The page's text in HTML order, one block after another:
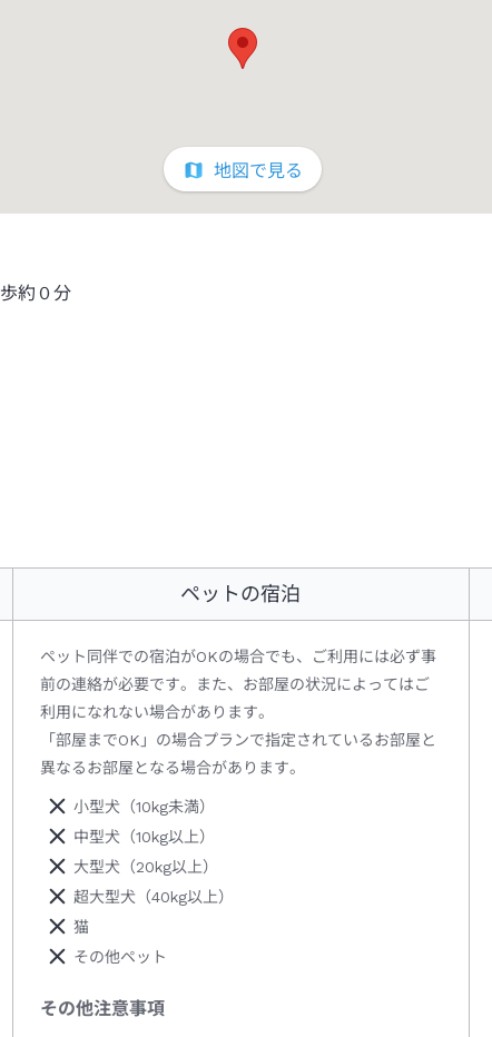
地図で見る
約０分
ペットの宿泊
ペット同伴での宿泊がOKの場合でも、ご利用には必ず事
前の連絡が必要です。また、お部屋の状況によってはご
利用になれない場合があります。
「部屋までOK」の場合プランで指定されているお部屋と
異なるお部屋となる場合があります。
小型犬（10kg未満）
中型犬（10kg以上）
大型犬（20kg以上）
超大型犬（40kg以上）
猫
その他ペット
その他注意事項